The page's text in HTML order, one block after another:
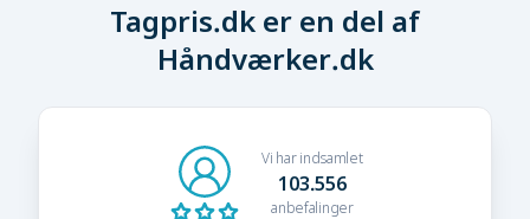
Tagpris.dk er en del af
Håndværker.dk
Vi har indsamlet
103.556
anbefalinger